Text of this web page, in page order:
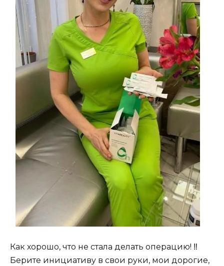
Как хорошо, что не стала делать операцию! ‼️
Берите инициативу в свои руки, мои дорогие,